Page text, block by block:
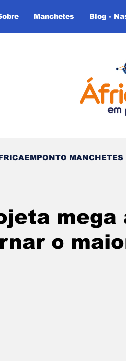
Manchetes Blog -
MANCHETES
mega
o